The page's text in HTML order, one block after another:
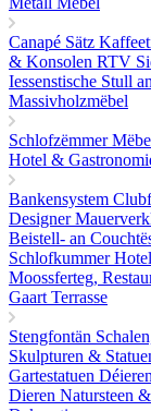
Canapé Sätz
& Konsolen RTV
Iessenstische Stull
Massivholzmëbel
Schlofzëmmer
Hotel &
Bankensystem
Designer
Beistell- an
Schlofkummer
Moossferteg,
Gaart Terrasse
Stengfontän
Skulpturen &
Gartestatuen Déieren
Dieren Natursteen